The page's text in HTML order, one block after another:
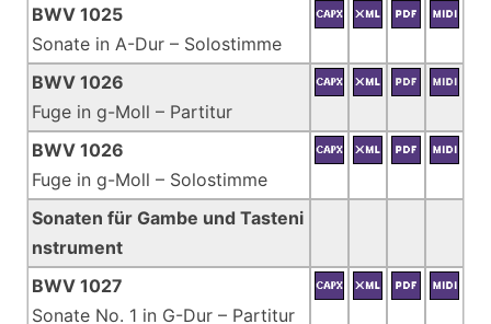
BWV 1025
Sonate in A-Dur – Solostimme
BWV 1026
Fuge in g-Moll – Partitur
BWV 1026
Fuge in g-Moll – Solostimme
Sonaten für Gambe und Tasteni
nstrument
BWV 1027
Sonate No. 1 in G-Dur – Partitur